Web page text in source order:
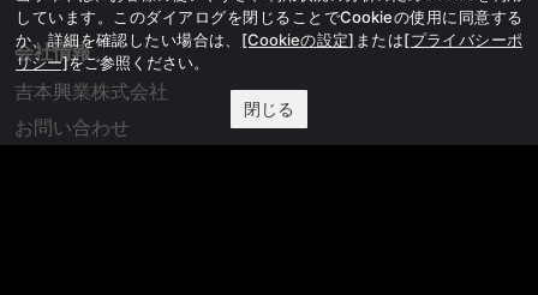
会社情報
吉本興業株式会社
お問い合わせ
しています。このダイアログを閉じることでCookieの使用に同意する
か、詳細を確認したい場合は、 [Cookieの設定] または[プライバシーポ
リシー]をご参照ください。
閉じる